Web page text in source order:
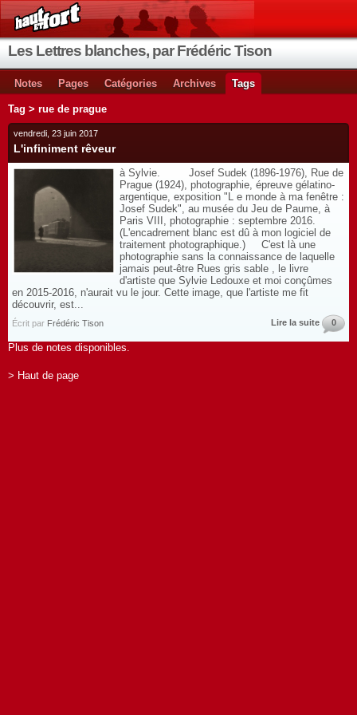
Les Lettres blanches, par Frédéric Tison
Notes Pages Catégories Archives Tags
Tag > rue de prague
vendredi, 23 juin 2017
L'infiniment rêveur
à Sylvie. Josef Sudek (1896-1976), Rue de
Prague (1924), photographie, épreuve gélatino-
argentique, exposition "L e monde à ma fenêtre :
Josef Sudek", au musée du Jeu de Paume, à
Paris VIII, photographie : septembre 2016.
(L'encadrement blanc est dû à mon logiciel de
traitement photographique.) C'est là une
photographie sans la connaissance de laquelle
jamais peut-être Rues gris sable , le livre
d'artiste que Sylvie Ledouxe et moi conçûmes
en 2015-2016, n'aurait vu le jour. Cette image, que l'artiste me fit
découvrir, est...
Écrit par Frédéric Tison Lire la suite 0
Plus de notes disponibles.
> Haut de page